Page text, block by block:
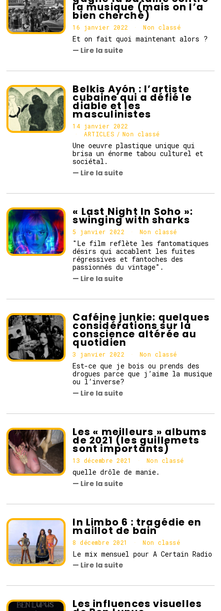
la musique (mais on l’a
bien cherché)
16 janvier 2022
7
j
r
2
0
2
Non classé
Et on fait quoi maintenant alors ?
— Lire la suite
Belkis Ayón : l’artiste
cubaine qui a défié le
diable et les
masculinistes
14 janvier 2022
4
a
n
2
2
ARTICLES / Non classé
Une oeuvre plastique unique qui
brisa un énorme tabou culturel et
sociétal.
— Lire la suite
« Last Night In Soho »:
swinging with sharks
5 janvier 2022 Non classé
"Le film reflète les fantomatiques
désirs qui accablent les fuites
régressives et fantoches des
passionnés du vintage".
— Lire la suite
Caféine junkie: quelques
considérations sur la
conscience altérée au
quotidien
3 janvier 2022 Non classé
Est-ce que je bois ou prends des
drogues parce que j’aime la musique
ou l’inverse?
— Lire la suite
Les « meilleurs » albums
de 2021 (les guillemets
sont importants)
13 décembre 2021
d
r
e
2
Non classé
quelle drôle de manie.
— Lire la suite
In Limbo 6 : tragédie en
maillot de bain
8 décembre 2021 Non classé
Le mix mensuel pour A Certain Radio
— Lire la suite
Les influences visuelles